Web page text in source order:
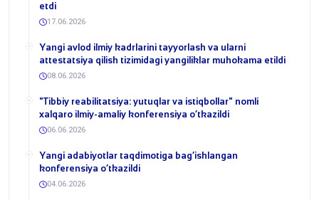
etdi
17.06.2026
Yangi avlod ilmiy kadrlarini tayyorlash va ularni
attestatsiya qilish tizimidagi yangiliklar muhokama etildi
08.06.2026
​"Tibbiy reabilitatsiya: yutuqlar va istiqbollar" nomli
xalqaro ilmiy-amaliy konferensiya o‘tkazildi
06.06.2026
​Yangi adabiyotlar taqdimotiga bag‘ishlangan
konferensiya o‘tkazildi
04.06.2026